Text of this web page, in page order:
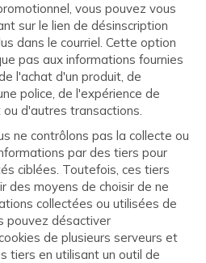
vous pouvez vous
sur le lien de désinscription
dans le courriel. Cette option
pas aux informations fournies
l'achat d'un produit, de
police, de l'expérience de
d'autres transactions.
ne contrôlons pas la collecte ou
par des tiers pour
ciblées. Toutefois, ces tiers
des moyens de choisir de ne
collectées ou utilisées de
pouvez désactiver
de plusieurs serveurs et
tiers en utilisant un outil de